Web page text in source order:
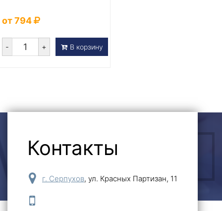
от 794
- + В корзину
ОСТАВИТЬ ЗАЯВКУ
Контакты
г. Серпухов, ул. Красных Партизан, 11